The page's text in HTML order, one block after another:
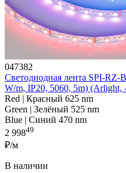
047382
Светодиодная лента SPI-
W/m, IP20, 5060, 5m) (Arlight,
Red | Красный 625 nm
Green | Зелёный 525 nm
Blue | Синий 470 nm
2 99849
₽/м
В наличии